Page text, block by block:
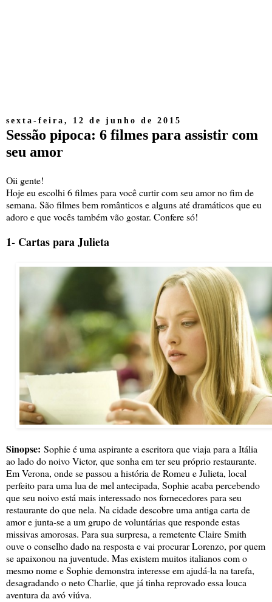
sexta-feira, 12 de junho de 2015
Sessão pipoca: 6 filmes para assistir com
seu amor
Oii gente!
Hoje eu escolhi 6 filmes para você curtir com seu amor no fim de
semana. São filmes bem românticos e alguns até dramáticos que eu
adoro e que vocês também vão gostar. Confere só!
1- Cartas para Julieta
Sinopse: Sophie é uma aspirante a escritora que viaja para a Itália
ao lado do noivo Victor, que sonha em ter seu próprio restaurante.
Em Verona, onde se passou a história de Romeu e Julieta, local
perfeito para uma lua de mel antecipada, Sophie acaba percebendo
que seu noivo está mais interessado nos fornecedores para seu
restaurante do que nela. Na cidade descobre uma antiga carta de
amor e junta-se a um grupo de voluntárias que responde estas
missivas amorosas. Para sua surpresa, a remetente Claire Smith
ouve o conselho dado na resposta e vai procurar Lorenzo, por quem
se apaixonou na juventude. Mas existem muitos italianos com o
mesmo nome e Sophie demonstra interesse em ajudá-la na tarefa,
desagradando o neto Charlie, que já tinha reprovado essa louca
aventura da avó viúva.